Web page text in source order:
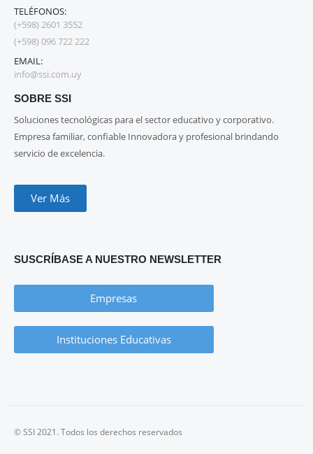
TELÉFONOS:
(+598) 2601 3552
(+598) 096 722 222
EMAIL:
info@ssi.com.uy
SOBRE SSI
Soluciones tecnológicas para el sector educativo y corporativo.
Empresa familiar, confiable Innovadora y profesional brindando
servicio de excelencia.
Ver Más
SUSCRÍBASE A NUESTRO NEWSLETTER
Empresas
Instituciones Educativas
© SSI 2021. Todos los derechos reservados